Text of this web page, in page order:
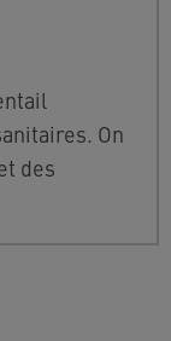
On
des